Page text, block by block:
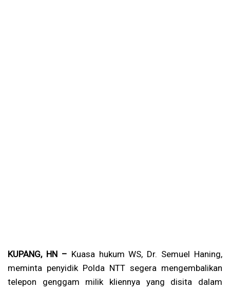
KUPANG, HN – Kuasa hukum WS, Dr. Semuel Haning,
meminta penyidik Polda NTT segera mengembalikan
telepon genggam milik kliennya yang disita dalam